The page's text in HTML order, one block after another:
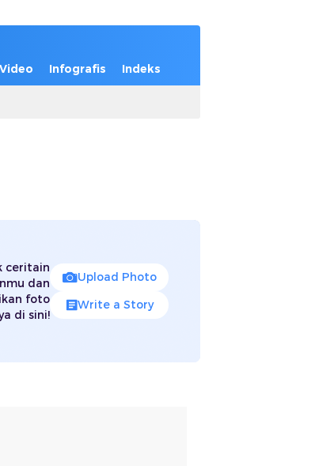
Video Infografis Indeks
ceritain
dan
foto
di sini!
Upload Photo
Write a Story